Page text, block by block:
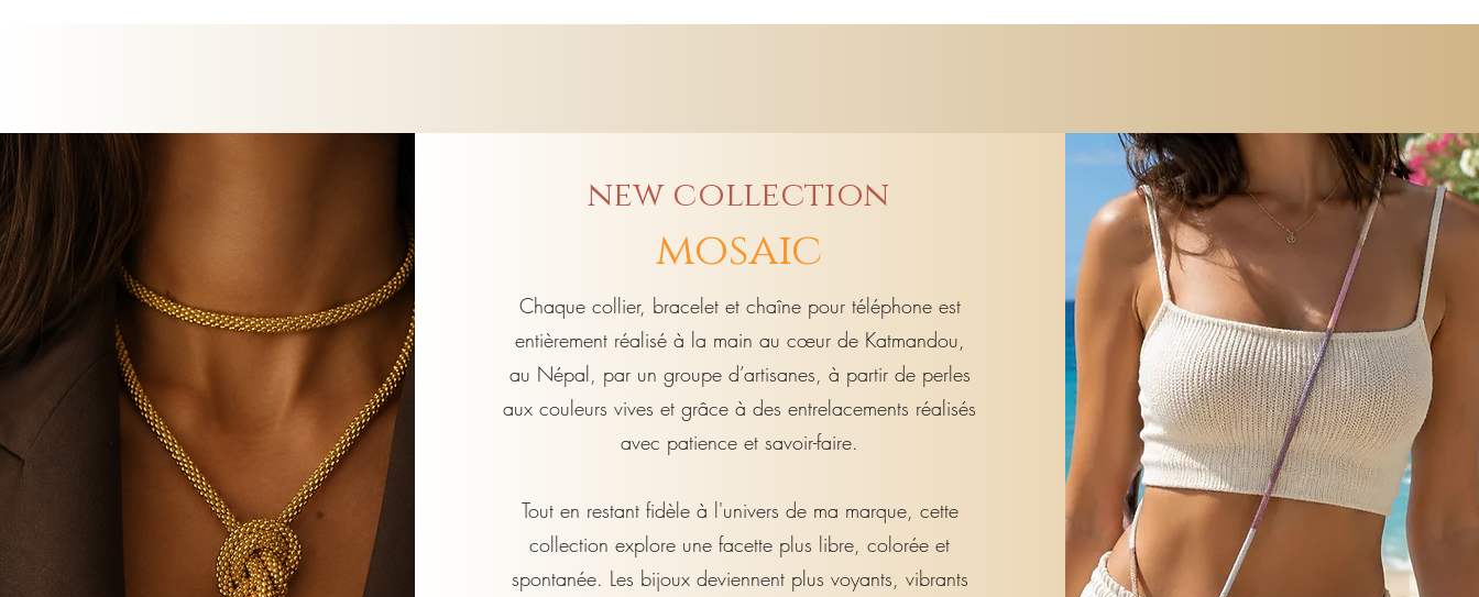
new collection
mosaic
Chaque collier, bracelet et chaîne pour téléphone est
entièrement réalisé à la main au cœur de Katmandou,
au Népal, par un groupe d’artisanes, à partir de perles
aux couleurs vives et grâce à des entrelacements réalisés
avec patience et savoir-faire.
Tout en restant fidèle à l'univers de ma marque, cette
collection explore une facette plus libre, colorée et
spontanée. Les bijoux deviennent plus voyants, vibrants